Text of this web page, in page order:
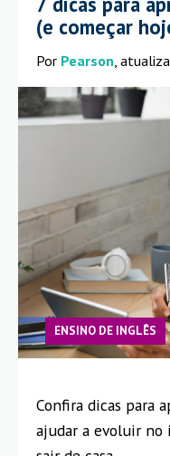
(e começar
Por Pearson,
ENSINO DE INGLÊS
Confira dicas para
ajudar a evoluir no